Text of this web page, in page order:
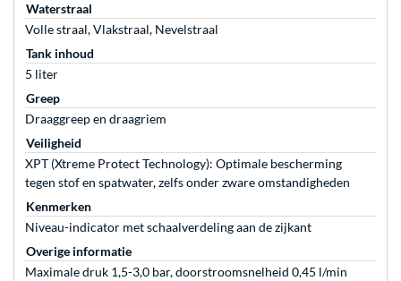
Waterstraal
Volle straal, Vlakstraal, Nevelstraal
Tank inhoud
5 liter
Greep
Draaggreep en draagriem
Veiligheid
XPT (Xtreme Protect Technology): Optimale bescherming
tegen stof en spatwater, zelfs onder zware omstandigheden
Kenmerken
Niveau-indicator met schaalverdeling aan de zijkant
Overige informatie
Maximale druk 1,5-3,0 bar, doorstroomsnelheid 0,45 l/min